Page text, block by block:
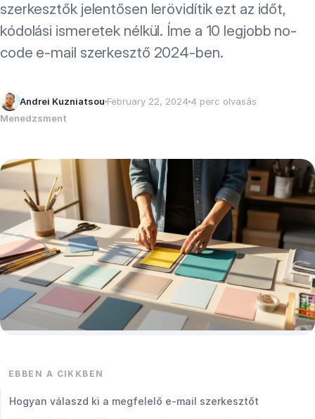
szerkesztők jelentősen lerövidítik ezt az időt,
kódolási ismeretek nélkül. Íme a 10 legjobb no-
code e-mail szerkesztő 2024-ben.
Andrei Kuzniatsou February 22, 2024 4 perc olvasás
Menedzsment
EBBEN A CIKKBEN
Hogyan válaszd ki a megfelelő e-mail szerkesztőt